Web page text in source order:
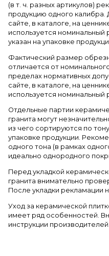
(в т. ч. разных артикулов)
продукцию одного
сайте, в каталоге, на
используется
указан на упаковке
Фактический размер
отличается от
пределах нормативных
сайте, в каталоге, на
используется номинальный
Отдельные партии
гранита могут
из чего сортируются по
упаковке продукции.
одного тона (в рамках
идеально однородного
Перед укладкой
гранита внимательно
После укладки рекламации
Уход за керамической
имеет ряд особенностей.
инструкции производителей.